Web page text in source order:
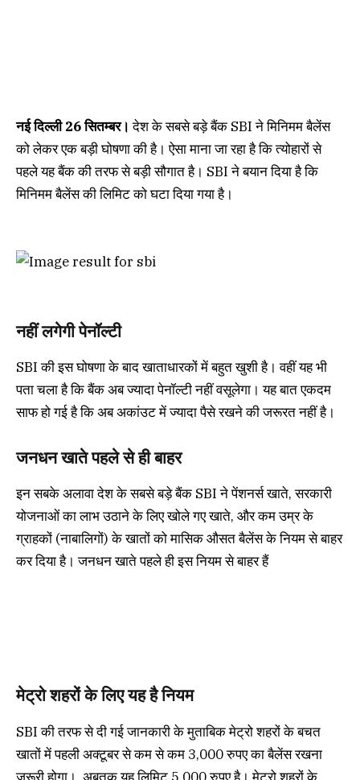
नई दिल्ली 26 सितम्बर। देश के सबसे बड़े बैंक SBI ने मिनिमम बैलेंस
को लेकर एक बड़ी घोषणा की है। ऐसा माना जा रहा है कि त्योहारों से
पहले यह बैंक की तरफ से बड़ी सौगात है। SBI ने बयान दिया है कि
मिनिमम बैलेंस की लिमिट को घटा दिया गया है।
नहीं लगेगी पेनॉल्टी
SBI की इस घोषणा के बाद खाताधारकों में बहुत खुशी है। वहीं यह भी
पता चला है कि बैंक अब ज्यादा पेनॉल्टी नहीं वसूलेगा। यह बात एकदम
साफ हो गई है कि अब अकांउट में ज्यादा पैसे रखने की जरूरत नहीं है।
जनधन खाते पहले से ही बाहर
इन सबके अलावा देश के सबसे बड़े बैंक SBI ने पेंशनर्स खाते, सरकारी
योजनाओं का लाभ उठाने के लिए खोले गए खाते, और कम उम्र के
ग्राहकों (नाबालिगों) के खातों को मासिक औसत बैलेंस के नियम से बाहर
कर दिया है। जनधन खाते पहले ही इस नियम से बाहर हैं
मेट्रो शहरों के लिए यह है नियम
SBI की तरफ से दी गई जानकारी के मुताबिक मेट्रो शहरों के बचत
खातों में पहली अक्टूबर से कम से कम 3,000 रुपए का बैलेंस रखना